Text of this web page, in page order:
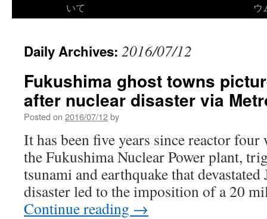
いて
ウ
Daily Archives: 2016/07/12
Fukushima ghost towns
after nuclear disaster via
Posted on 2016/07/12by
It has been five years since reactor
the Fukushima Nuclear Power plant,
tsunami and earthquake that devastated
disaster led to the imposition of a 20
Continue reading →